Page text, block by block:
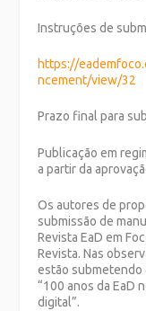
Instruções de
https://
ncement/view/32
Prazo final para
Publicação em
a partir da
Os autores de
submissão de
Revista EaD em
Revista. Nas
estão submetendo
“100 anos da EaD
digital”.